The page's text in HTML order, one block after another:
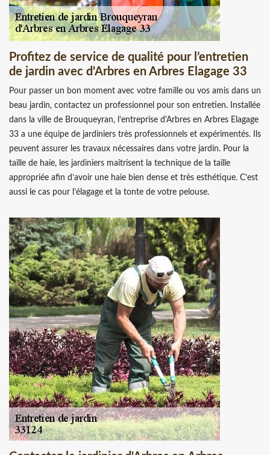
Profitez de service de qualité pour l’entretien
de jardin avec d'Arbres en Arbres Elagage 33
Pour passer un bon moment avec votre famille ou vos amis dans un
beau jardin, contactez un professionnel pour son entretien. Installée
dans la ville de Brouqueyran, l’entreprise d'Arbres en Arbres Elagage
33 a une équipe de jardiniers très professionnels et expérimentés. Ils
peuvent assurer les travaux nécessaires dans votre jardin. Pour la
taille de haie, les jardiniers maitrisent la technique de la taille
appropriée afin d’avoir une haie bien dense et très esthétique. C’est
aussi le cas pour l’élagage et la tonte de votre pelouse.